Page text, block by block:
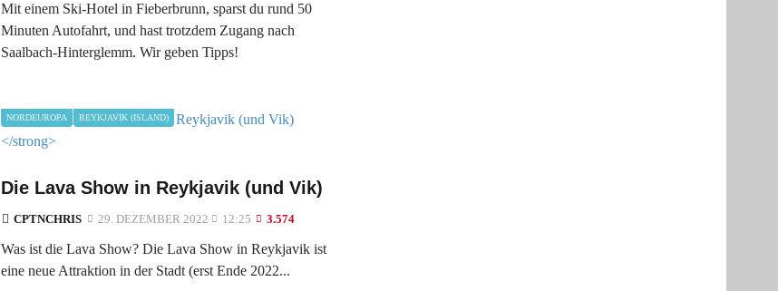
Mit einem Ski-Hotel in Fieberbrunn, sparst du rund 50
Minuten Autofahrt, und hast trotzdem Zugang nach
Saalbach-Hinterglemm. Wir geben Tipps!
NORDEUROPA REYKJAVIK (ISLAND)
Die Lava Show in Reykjavik (und Vik)
CPTNCHRIS 29. DEZEMBER 2022 12:25 3.574
Was ist die Lava Show? Die Lava Show in Reykjavik ist
eine neue Attraktion in der Stadt (erst Ende 2022...